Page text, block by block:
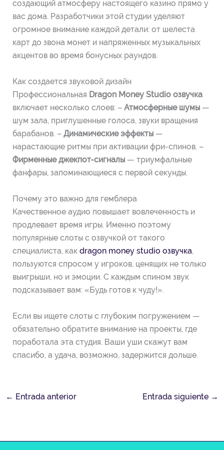
создающий атмосферу настоящего казино прямо у
вас дома. Разработчики этой студии уделяют
огромное внимание каждой детали: от шелеста
карт до звона монет и напряженных музыкальных
акцентов во время бонусных раундов.
Как создается звуковой дизайн
Профессиональная Dragon Money Studio озвучка
включает несколько слоев: –Атмосферные шумы —
шум зала, приглушенные голоса, звуки вращения
барабанов. –Динамические эффекты —
нарастающие ритмы при активации фри-спинов. –
Фирменные джекпот-сигналы — триумфальные
фанфары, запоминающиеся с первой секунды.
Почему это важно для гемблера
Качественное аудио повышает вовлеченность и
продлевает время игры. Именно поэтому
популярные слоты с озвучкой от такого
специалиста, какdragon money studio озвучка,
пользуются спросом у игроков, ценящих не только
выигрыши, но и эмоции. С каждым спином звук
подсказывает вам: «Будь готов к чуду!».
Если вы ищете слоты с глубоким погружением —
обязательно обратите внимание на проекты, где
поработала эта студия. Ваши уши скажут вам
спасибо, а удача, возможно, задержится дольше.
← Entrada anterior Entrada siguiente →